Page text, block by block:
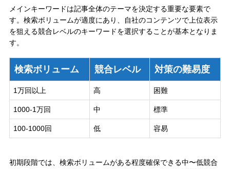
メインキーワードは記事全体のテーマを決定する重要な要素で
す。検索ボリュームが適度にあり、自社のコンテンツで上位表示
を狙える競合レベルのキーワードを選択することが基本となりま
す。
検索ボリューム 競合レベル 対策の難易度
1万回以上 高 困難
1000-1万回 中 標準
100-1000回 低 容易
初期段階では、検索ボリュームがある程度確保できる中〜低競合